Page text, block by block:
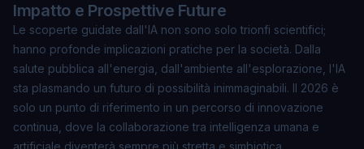
Impatto e Prospettive Future
Le scoperte guidate dall'IA non sono solo trionfi scientifici;
hanno profonde implicazioni pratiche per la società. Dalla
salute pubblica all'energia, dall'ambiente all'esplorazione, l'IA
sta plasmando un futuro di possibilità inimmaginabili. Il 2026 è
solo un punto di riferimento in un percorso di innovazione
continua, dove la collaborazione tra intelligenza umana e
artificiale diventerà sempre più stretta e simbiotica.